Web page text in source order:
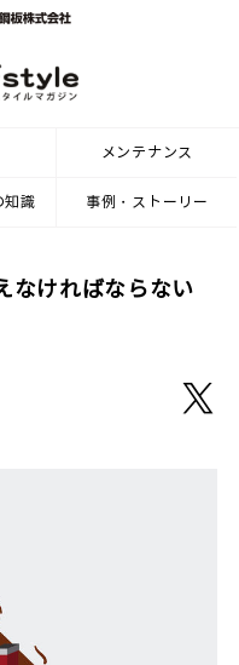
メンテナンス
知識 事例・ストーリー
なければならない